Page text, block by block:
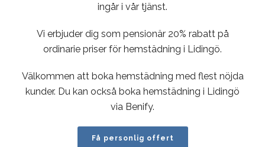
ingår i vår tjänst.
Vi erbjuder dig som pensionär 20% rabatt på
ordinarie priser för hemstädning i Lidingö.
Välkommen att boka hemstädning med flest nöjda
kunder. Du kan också boka hemstädning i Lidingö
via Benify.
Få personlig offert